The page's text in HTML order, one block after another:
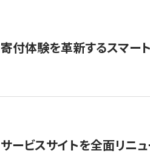
寄付体験を革新するスマート
サービスサイトを全面リニ